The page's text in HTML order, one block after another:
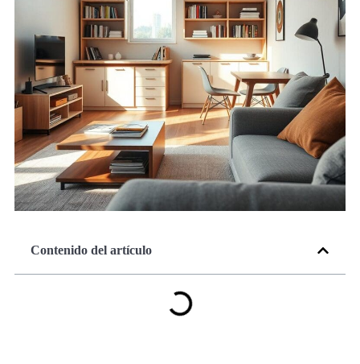
Contenido del artículo